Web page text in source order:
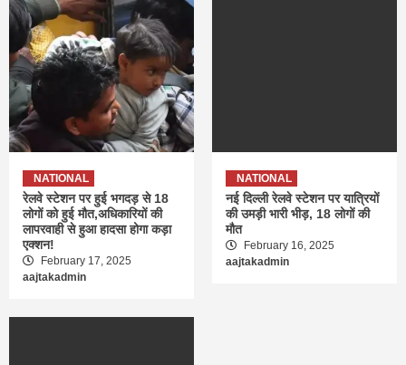
NATIONAL
रेलवे स्टेशन पर हुई भगदड़ से 18
लोगों को हुई मौत,अधिकारियों की
लापरवाही से हुआ हादसा होगा कड़ा
एक्शन!
February 17, 2025
aajtakadmin
NATIONAL
नई दिल्ली रेलवे स्टेशन पर यात्रियों
की उमड़ी भारी भीड़, 18 लोगों की
मौत
February 16, 2025
aajtakadmin